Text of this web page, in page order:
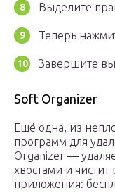
Выделите
Теперь
Завершите
Soft Organizer
Ещё одна, из
программ для
Organizer —
хвостами и
приложения: